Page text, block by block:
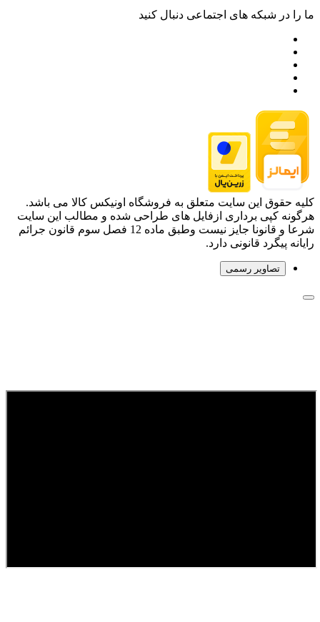
ما را در شبکه های اجتماعی دنبال کنید
کلیه حقوق این سایت متعلق به فروشگاه اونیکس کالا می باشد.
هرگونه کپی برداری ازفایل های طراحی شده و مطالب این سایت
شرعا و قانونا جایز نیست وطبق ماده 12 فصل سوم قانون جرائم
رایانه پیگرد قانونی دارد.
تصاویر رسمی